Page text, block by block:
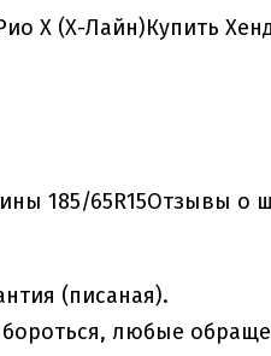
Х (Х-Лайн)Купить
185/65R15Отзывы о
(писаная).
любые